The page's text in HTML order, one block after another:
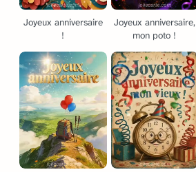
Joyeux anniversaire
!
Joyeux anniversaire,
mon poto !